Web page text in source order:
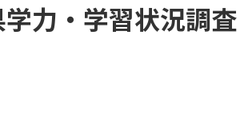
力・学習状況調査